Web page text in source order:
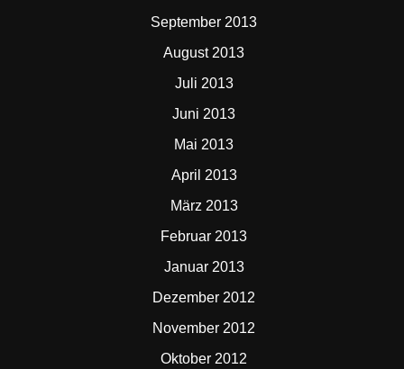
September 2013
August 2013
Juli 2013
Juni 2013
Mai 2013
April 2013
März 2013
Februar 2013
Januar 2013
Dezember 2012
November 2012
Oktober 2012